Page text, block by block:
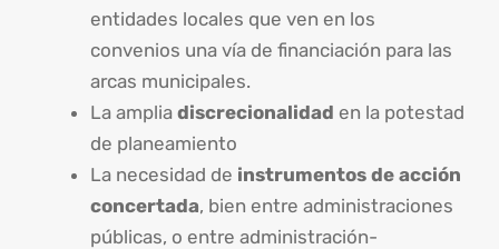
entidades locales que ven en los
convenios una vía de financiación para las
arcas municipales.
La amplia discrecionalidad en la potestad
de planeamiento
La necesidad de instrumentos de acción
concertada, bien entre administraciones
públicas, o entre administración-